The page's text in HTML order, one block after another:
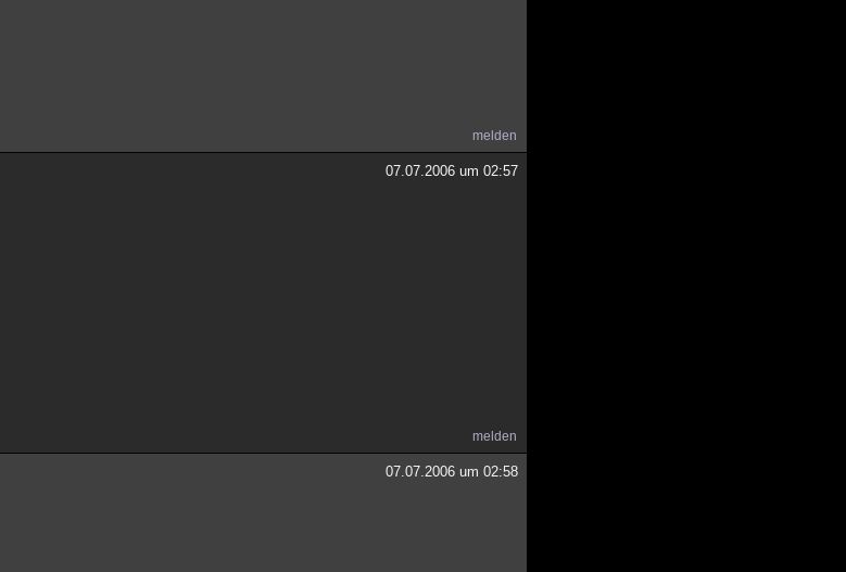
melden
07.07.2006 um 02:57
melden
07.07.2006 um 02:58